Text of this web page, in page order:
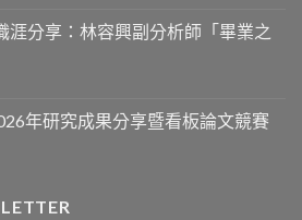
涯分享：林容興副分析師「畢業之
年研究成果分享暨看板論文競賽